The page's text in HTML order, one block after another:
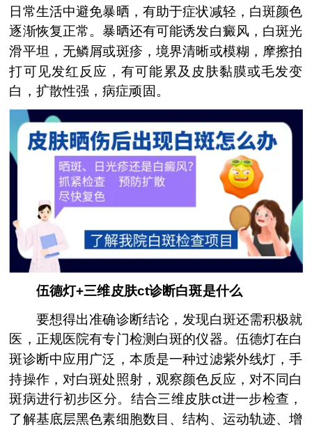
日常生活中避免暴晒，有助于症状减轻，白斑颜色
逐渐恢复正常。暴晒还有可能诱发白癜风，白斑光
滑平坦，无鳞屑或斑疹，境界清晰或模糊，摩擦拍
打可见发红反应，有可能累及皮肤黏膜或毛发变
白，扩散性强，病症顽固。
伍德灯+三维皮肤ct诊断白斑是什么
要想得出准确诊断结论，发现白斑还需积极就
医，正规医院有专门检测白斑的仪器。伍德灯在白
斑诊断中应用广泛，本质是一种过滤紫外线灯，手
持操作，对白斑处照射，观察颜色反应，对不同白
斑病进行初步区分。结合三维皮肤ct进一步检查，
了解基底层黑色素细胞数目、结构、运动轨迹、增